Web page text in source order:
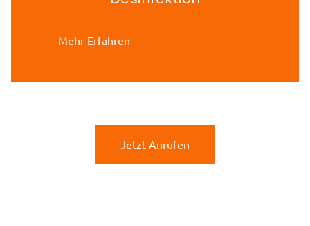
Mehr Erfahren
Jetzt Anrufen